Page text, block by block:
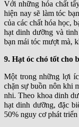
Với những hóa chất
hiện nay sẽ làm tóc
của các chất hóa học,
hạt dinh dưỡng và
bạn mái tóc mượt mà,
9. Hạt óc chó tốt cho
Một trong những lợi
chặn sự buồn nôn khi
nhi. Theo khoa dinh
hạt dinh dưỡng, đặc
50% nguy cơ phát